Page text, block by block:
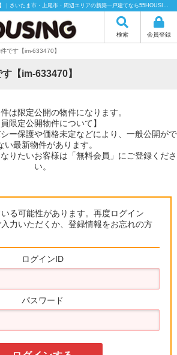
こちらは会員物件です【im-633470】｜さいたま市・上尾市・周辺エリアの新築一戸建てなら55HOUSING（55ハウジング）にお任せください！
検索 会員登録
です【im-633470】
【im-633470】
は限定公開の物件になります。
員限定公開物件について】
ー保護や価格未定などにより、一般公開がで
い最新物件があります。
りたいお客様は「無料会員」にご登録くださ
い。
る可能性があります。再度ログイン
力いただくか、登録情報をお忘れの方
ログインID
パスワード